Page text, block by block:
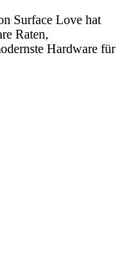
Surface Love hat
Raten,
Hardware für